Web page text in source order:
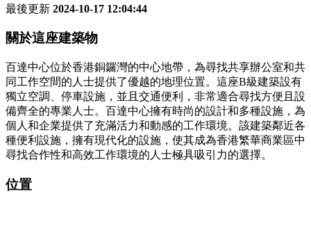
最後更新 2024-10-17 12:04:44
關於這座建築物
百達中心位於香港銅鑼灣的中心地帶，為尋找共享辦公室和共
同工作空間的人士提供了優越的地理位置。這座B級建築設有
獨立空調、停車設施，並且交通便利，非常適合尋找方便且設
備齊全的專業人士。百達中心擁有時尚的設計和多種設施，為
個人和企業提供了充滿活力和動感的工作環境。該建築鄰近各
種便利設施，擁有現代化的設施，使其成為香港繁華商業區中
尋找合作性和高效工作環境的人士極具吸引力的選擇。
位置